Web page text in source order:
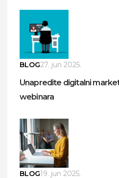
BLOG27. jun 2025.
Unapredite digitalni
webinara
BLOG19. jun 2025.